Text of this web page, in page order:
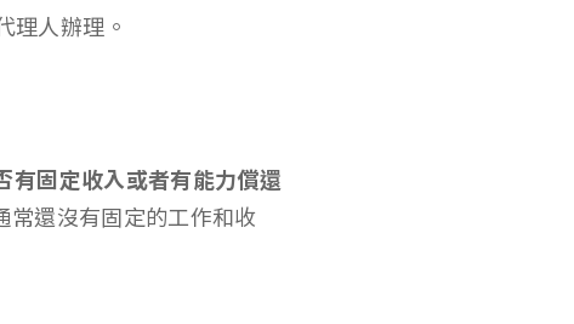
理人辦理。
有固定收入或者有能力償還
常還沒有固定的工作和收